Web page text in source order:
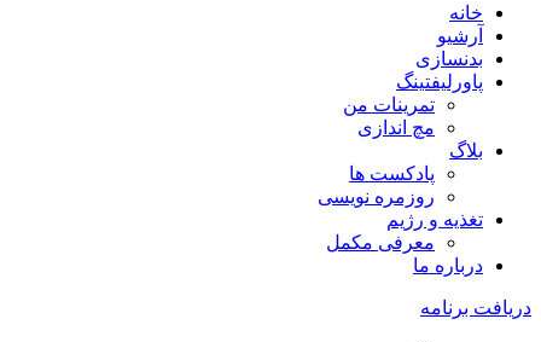
خانه
آرشیو
بدنسازی
پاورلیفتینگ
تمرینات من
مچ اندازی
بلاگ
پادکست ها
روزمره نویسی
تغذیه و رژیم
معرفی مکمل
درباره ما
دریافت برنامه